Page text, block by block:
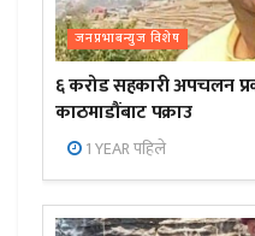
जनप्रभाबन्युज विशेष
६ करोड सहकारी अपचलन
काठमाडौंबाट पक्राउ
1 YEAR पहिले